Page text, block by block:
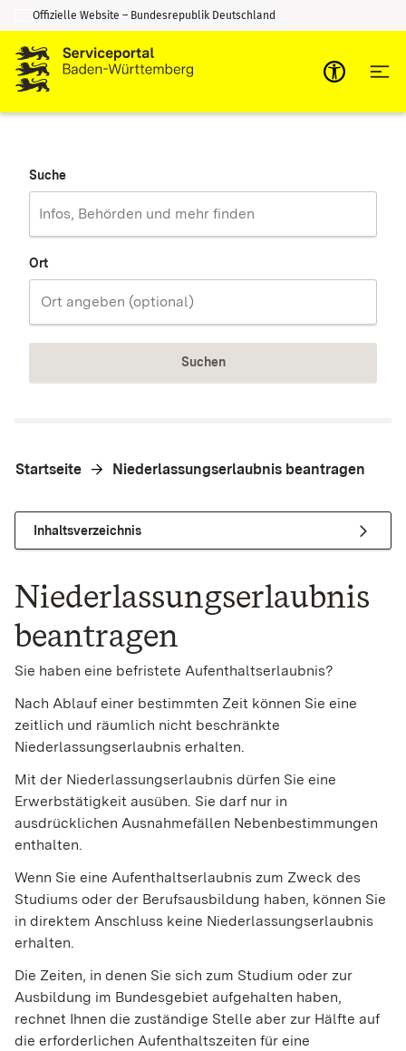
Zum Inhalt springen
Zur Suche springen
Offizielle Website – Bundesrepublik Deutschland
Suche
Ort
Suchen
Startseite Niederlassungserlaubnis beantragen
Inhaltsverzeichnis
Niederlassungserlaubnis
beantragen
Sie haben eine befristete Aufenthaltserlaubnis?
Nach Ablauf einer bestimmten Zeit können Sie eine
zeitlich und räumlich nicht beschränkte
Niederlassungserlaubnis erhalten.
Mit der Niederlassungserlaubnis dürfen Sie eine
Erwerbstätigkeit ausüben. Sie darf nur in
ausdrücklichen Ausnahmefällen Nebenbestimmungen
enthalten.
Wenn Sie eine Aufenthaltserlaubnis zum Zweck des
Studiums oder der Berufsausbildung haben, können Sie
in direktem Anschluss keine Niederlassungserlaubnis
erhalten.
Die Zeiten, in denen Sie sich zum Studium oder zur
Ausbildung im Bundesgebiet aufgehalten haben,
rechnet Ihnen die zuständige Stelle aber zur Hälfte auf
die erforderlichen Aufenthaltszeiten für eine